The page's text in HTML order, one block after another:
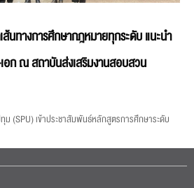
นทางการศึกษากฎหมายทุกระดับ แนะนำ
ก ณ สถาบันส่งเสริมงานสอบสวน
(SPU) เข้าประชาสัมพันธ์หลักสูตรการศึกษาระดับ